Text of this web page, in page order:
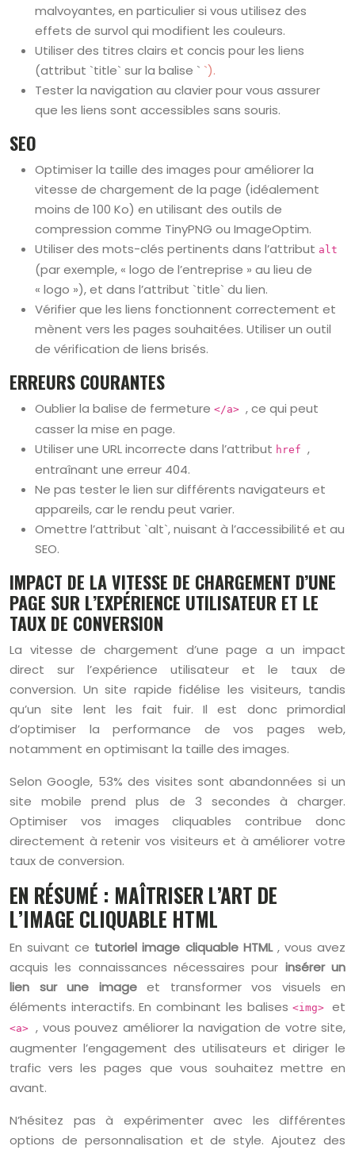
malvoyantes, en particulier si vous utilisez des
effets de survol qui modifient les couleurs.
Utiliser des titres clairs et concis pour les liens
(attribut `title` sur la balise ` `).
Tester la navigation au clavier pour vous assurer
que les liens sont accessibles sans souris.
SEO
Optimiser la taille des images pour améliorer la
vitesse de chargement de la page (idéalement
moins de 100 Ko) en utilisant des outils de
compression comme TinyPNG ou ImageOptim.
Utiliser des mots-clés pertinents dans l’attribut alt
(par exemple, « logo de l’entreprise » au lieu de
« logo »), et dans l’attribut `title` du lien.
Vérifier que les liens fonctionnent correctement et
mènent vers les pages souhaitées. Utiliser un outil
de vérification de liens brisés.
ERREURS COURANTES
Oublier la balise de fermeture </a> , ce qui peut
casser la mise en page.
Utiliser une URL incorrecte dans l’attribut href ,
entraînant une erreur 404.
Ne pas tester le lien sur différents navigateurs et
appareils, car le rendu peut varier.
Omettre l’attribut `alt`, nuisant à l’accessibilité et au
SEO.
IMPACT DE LA VITESSE DE CHARGEMENT D’UNE
PAGE SUR L’EXPÉRIENCE UTILISATEUR ET LE
TAUX DE CONVERSION
La vitesse de chargement d’une page a un impact
direct sur l’expérience utilisateur et le taux de
conversion. Un site rapide fidélise les visiteurs, tandis
qu’un site lent les fait fuir. Il est donc primordial
d’optimiser la performance de vos pages web,
notamment en optimisant la taille des images.
Selon Google, 53% des visites sont abandonnées si un
site mobile prend plus de 3 secondes à charger.
Optimiser vos images cliquables contribue donc
directement à retenir vos visiteurs et à améliorer votre
taux de conversion.
EN RÉSUMÉ : MAÎTRISER L’ART DE
L’IMAGE CLIQUABLE HTML
En suivant ce tutoriel image cliquable HTML , vous avez
acquis les connaissances nécessaires pour insérer un
lien sur une image et transformer vos visuels en
éléments interactifs. En combinant les balises<img>et
<a> , vous pouvez améliorer la navigation de votre site,
augmenter l’engagement des utilisateurs et diriger le
trafic vers les pages que vous souhaitez mettre en
avant.
N’hésitez pas à expérimenter avec les différentes
options de personnalisation et de style. Ajoutez des